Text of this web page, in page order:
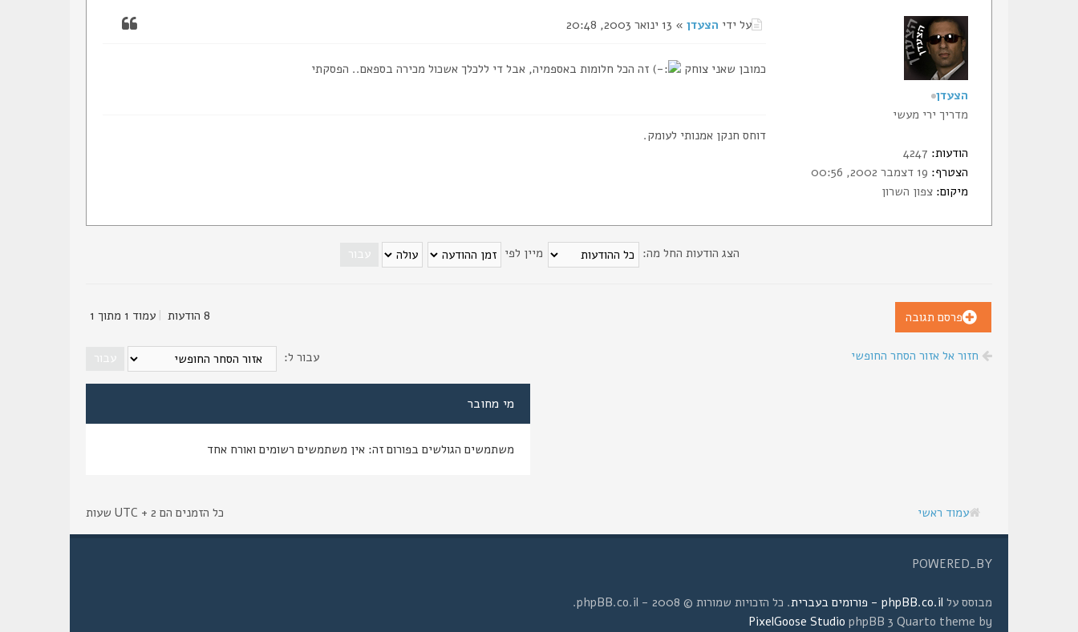
על ידי הצעדן » 13 ינואר 2003, 20:48
כמובן שאני צוחק זה הכל חלומות באספמיה, אבל די ללכלך אשכול מכירה בספאם.. הפסקתי
דוחס חנקן אמנותי לעומק.
הצעדן
מדריך ירי מעשי
הודעות:
הצטרף:
מיקום: צפון השרון
הצג הודעות החל מה: מיין לפי
פרסם תגובה 8 הודעות | עמוד 1 מתוך 1
חזור אל אזור הסחר החופשי עבור ל:
מי מחובר
משתמשים הגולשים בפורום זה: אין משתמשים רשומים ואורח אחד
עמוד ראשי כל הזמנים הם UTC + 2 שעות
POWERED_BY
מבוסס על phpBB.co.il - פורומים בעברית
. כל הזכויות שמורות © 2008 - phpBB.co.il.
phpBB 3 Quarto theme by
PixelGoose Studio